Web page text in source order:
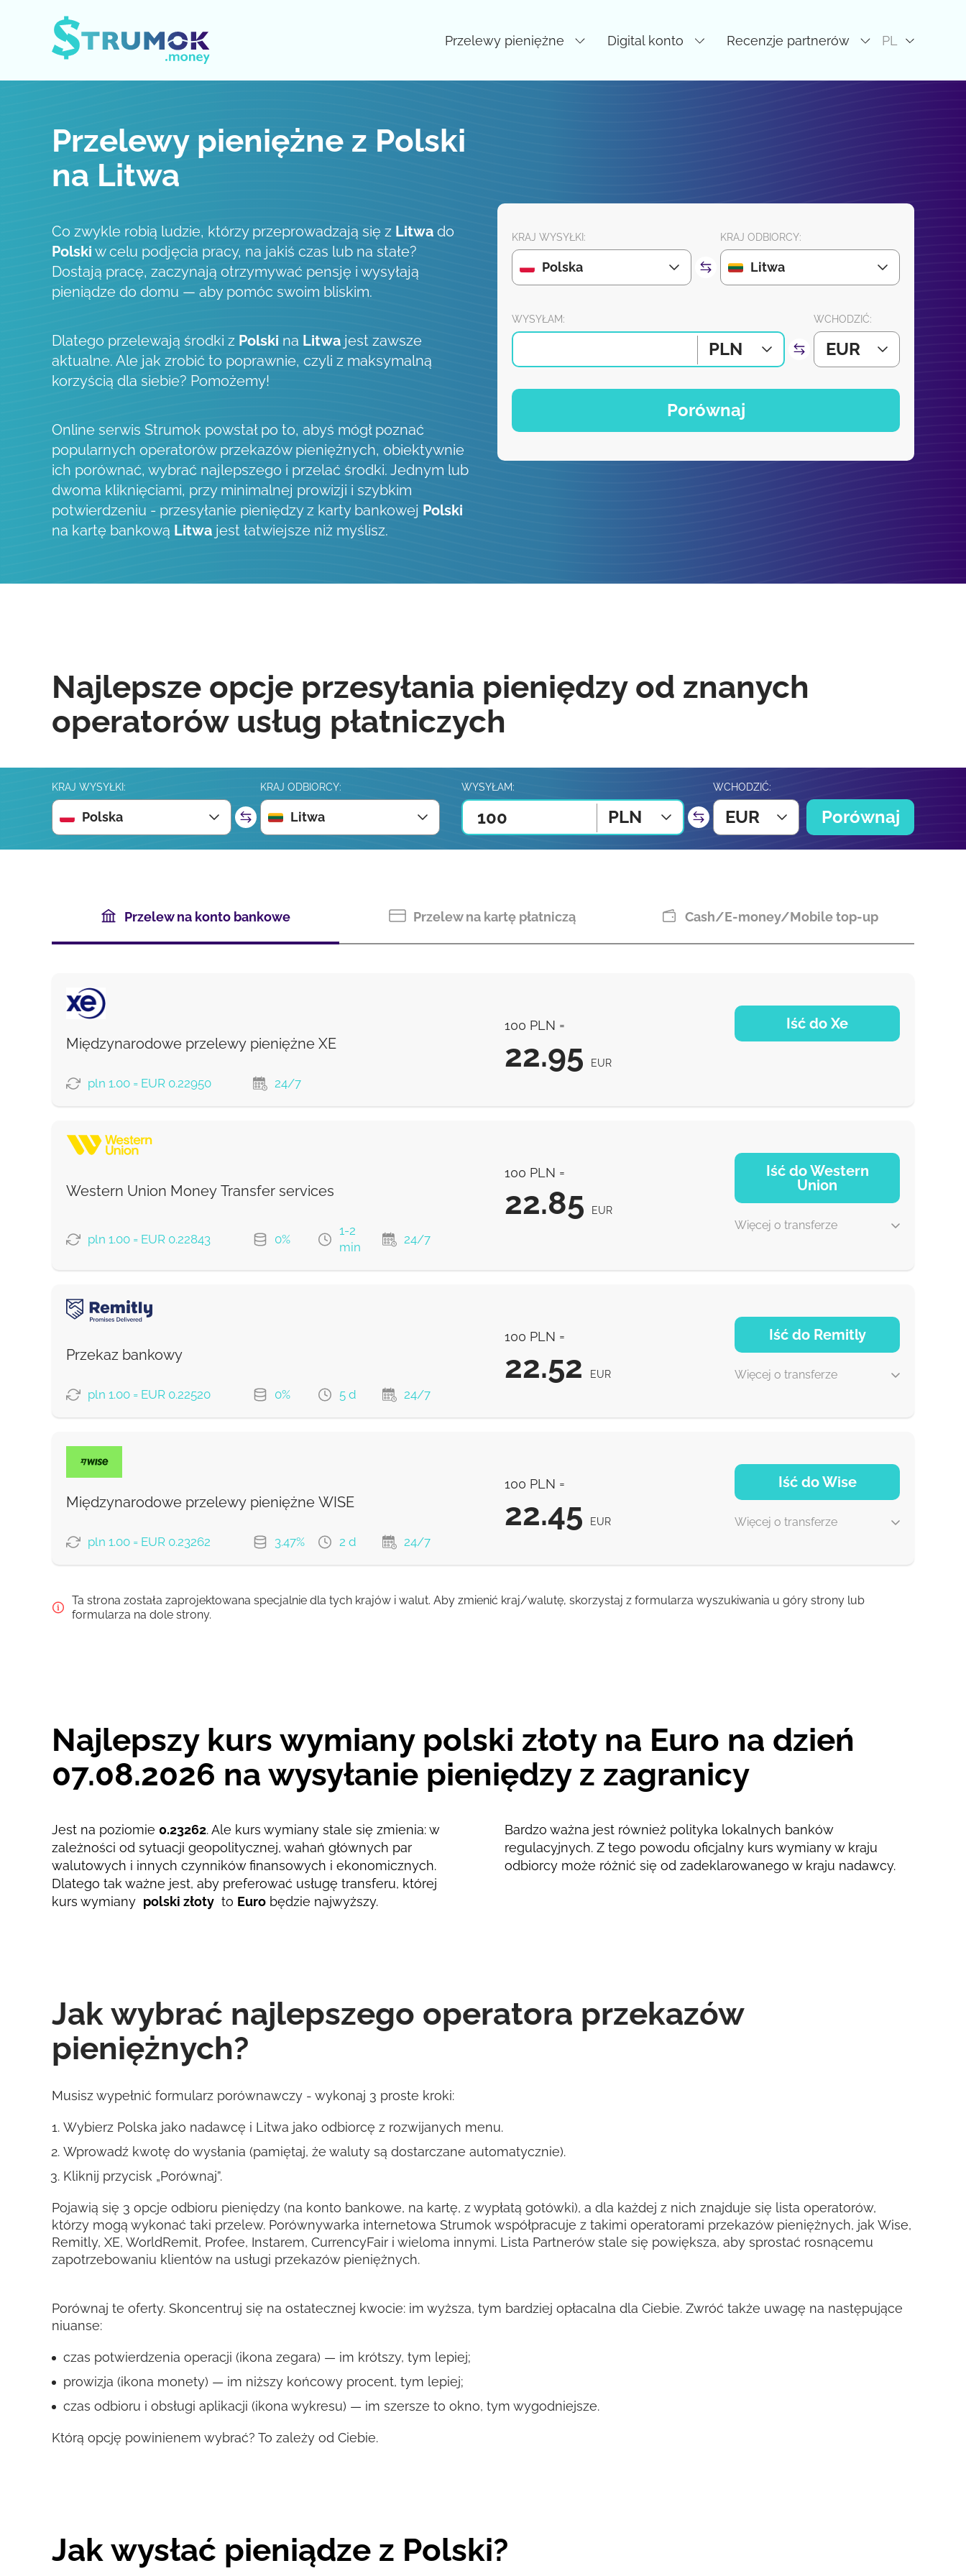
Przelewy pieniężne Digital konto Recenzje partnerów PL
Przelewy pieniężne z Polski
na Litwa
Co zwykle robią ludzie, którzy przeprowadzają się z Litwa do
Polski w celu podjęcia pracy, na jakiś czas lub na stałe?
Dostają pracę, zaczynają otrzymywać pensję i wysyłają
pieniądze do domu — aby pomóc swoim bliskim.
Dlatego przelewają środki z Polski na Litwa jest zawsze
aktualne. Ale jak zrobić to poprawnie, czyli z maksymalną
korzyścią dla siebie? Pomożemy!
Online serwis Strumok powstał po to, abyś mógł poznać
popularnych operatorów przekazów pieniężnych, obiektywnie
ich porównać, wybrać najlepszego i przelać środki. Jednym lub
dwoma kliknięciami, przy minimalnej prowizji i szybkim
potwierdzeniu - przesyłanie pieniędzy z karty bankowej Polski
na kartę bankową Litwa jest łatwiejsze niż myślisz.
KRAJ WYSYŁKI:
Polska
KRAJ ODBIORCY:
Litwa
WYSYŁAM:
PLN
WCHODZIĆ:
EUR
Porównaj
Najlepsze opcje przesyłania pieniędzy od znanych
operatorów usług płatniczych
KRAJ WYSYŁKI:
Polska
KRAJ ODBIORCY:
Litwa
WYSYŁAM:
PLN
WCHODZIĆ:
EUR Porównaj
Przelew na konto bankowe Przelew na kartę płatniczą Cash/E-money/Mobile top-up
Międzynarodowe przelewy pieniężne XE
pln 1.00 = EUR 0.22950 24/7
100 PLN =
22.95 EUR
Iść do Xe
NaN d
Prowizja Strumok, zawsze 0%
Western Union Money Transfer services
pln 1.00 = EUR 0.22843 0%
1-2
min
24/7
100 PLN =
22.85 EUR
Iść do Western
Union
Więcej o transferze
Debit/Credit Сard 1-2 min
Google Pay 22.85
From zero fee online & our best FX rate
Przekaz bankowy
pln 1.00 = EUR 0.22520 0% 5 d 24/7
100 PLN =
22.52 EUR
Iść do Remitly
Więcej o transferze
5 d
Szybko 22.43
Prowizja Strumok, zawsze 0%
Międzynarodowe przelewy pieniężne WISE
pln 1.00 = EUR 0.23262 3.47% 2 d 24/7
100 PLN =
22.45 EUR
Iść do Wise
Więcej o transferze
Zapłać przelewem 22.45
Ta strona została zaprojektowana specjalnie dla tych krajów i walut. Aby zmienić kraj/walutę, skorzystaj z formularza wyszukiwania u góry strony lub
formularza na dole strony.
Najlepszy kurs wymiany polski złoty na Euro na dzień
07.08.2026 na wysyłanie pieniędzy z zagranicy
Jest na poziomie 0.23262. Ale kurs wymiany stale się zmienia: w
zależności od sytuacji geopolitycznej, wahań głównych par
walutowych i innych czynników finansowych i ekonomicznych.
Dlatego tak ważne jest, aby preferować usługę transferu, której
kurs wymiany polski złoty to Euro będzie najwyższy.
Bardzo ważna jest również polityka lokalnych banków
regulacyjnych. Z tego powodu oficjalny kurs wymiany w kraju
odbiorcy może różnić się od zadeklarowanego w kraju nadawcy.
Jak wybrać najlepszego operatora przekazów
pieniężnych?
Musisz wypełnić formularz porównawczy - wykonaj 3 proste kroki:
Wybierz Polska jako nadawcę i Litwa jako odbiorcę z rozwijanych menu.
Wprowadź kwotę do wysłania (pamiętaj, że waluty są dostarczane automatycznie).
Kliknij przycisk „Porównaj”.
Pojawią się 3 opcje odbioru pieniędzy (na konto bankowe, na kartę, z wypłatą gotówki), a dla każdej z nich znajduje się lista operatorów,
którzy mogą wykonać taki przelew. Porównywarka internetowa Strumok współpracuje z takimi operatorami przekazów pieniężnych, jak Wise,
Remitly, XE, WorldRemit, Profee, Instarem, CurrencyFair i wieloma innymi. Lista Partnerów stale się powiększa, aby sprostać rosnącemu
zapotrzebowaniu klientów na usługi przekazów pieniężnych.
Porównaj te oferty. Skoncentruj się na ostatecznej kwocie: im wyższa, tym bardziej opłacalna dla Ciebie. Zwróć także uwagę na następujące
niuanse:
czas potwierdzenia operacji (ikona zegara) — im krótszy, tym lepiej;
prowizja (ikona monety) — im niższy końcowy procent, tym lepiej;
czas odbioru i obsługi aplikacji (ikona wykresu) — im szersze to okno, tym wygodniejsze.
Którą opcję powinienem wybrać? To zależy od Ciebie.
Jak wysłać pieniądze z Polski?